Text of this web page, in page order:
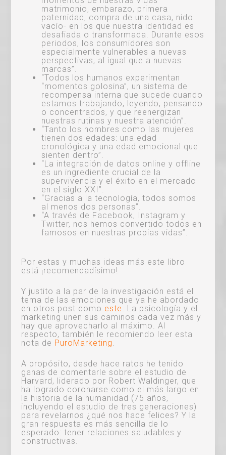
matrimonio, embarazo, primera
paternidad, compra de una casa, nido
vacío- en los que nuestra identidad es
desafiada o transformada. Durante esos
periodos, los consumidores son
especialmente vulnerables a nuevas
perspectivas, al igual que a nuevas
marcas”.
“Todos los humanos experimentan
“momentos golosina”, un sistema de
recompensa interna que sucede cuando
estamos trabajando, leyendo, pensando
o concentrados, y que reenergizan
nuestras rutinas y nuestra atención”.
“Tanto los hombres como las mujeres
tienen dos edades: una edad
cronológica y una edad emocional que
sienten dentro”.
“La integración de datos online y offline
es un ingrediente crucial de la
supervivencia y el éxito en el mercado
en el siglo XXI”.
“Gracias a la tecnología, todos somos
al menos dos personas”.
“A través de Facebook, Instagram y
Twitter, nos hemos convertido todos en
famosos en nuestras propias vidas”.
Por estas y muchas ideas más este libro
está ¡recomendadísimo!
Y justito a la par de la investigación está el
tema de las emociones que ya he abordado
en otros post como este. La psicología y el
marketing unen sus caminos cada vez más y
hay que aprovecharlo al máximo. Al
respecto, también le recomiendo leer esta
nota de PuroMarketing.
A propósito, desde hace ratos he tenido
ganas de comentarle sobre el estudio de
Harvard, liderado por Robert Waldinger, que
ha logrado coronarse como el más largo en
la historia de la humanidad (75 años,
incluyendo el estudio de tres generaciones)
para revelarnos ¿qué nos hace felices? Y la
gran respuesta es más sencilla de lo
esperado: tener relaciones saludables y
constructivas.